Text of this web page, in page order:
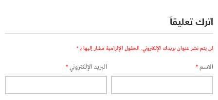
اترك تعليقاً
لن يتم نشر عنوان بريدك الإلكتروني. الحقول الإلزامية مشار إليها بـ *
الاسم* البريد الإلكتروني*